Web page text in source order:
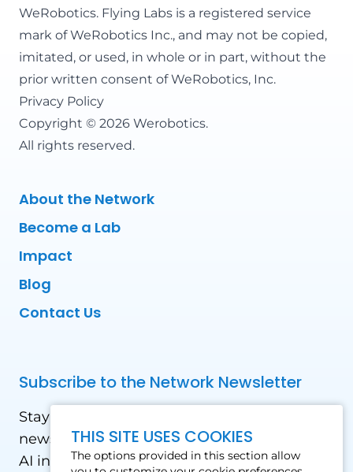
THIS SITE USES COOKIES
The options provided in this section allow
WeRobotics. Flying Labs is a registered service
mark of WeRobotics Inc., and may not be copied,
imitated, or used, in whole or in part, without the
prior written consent of WeRobotics, Inc.
Privacy Policy
Copyright © 2026 Werobotics.
All rights reserved.
About the Network
Become a Lab
Impact
Blog
Contact Us
Subscribe to the Network Newsletter
Stay updated with our latest news! Receive
news and updates on the drone, data, and
AI industry in the Global South, including